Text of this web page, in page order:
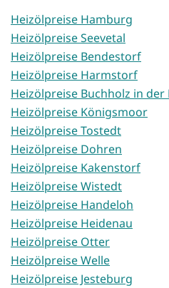
Heizölpreise Hamburg
Heizölpreise Seevetal
Heizölpreise Bendestorf
Heizölpreise Harmstorf
Heizölpreise Buchholz in
Heizölpreise Königsmoor
Heizölpreise Tostedt
Heizölpreise Dohren
Heizölpreise Kakenstorf
Heizölpreise Wistedt
Heizölpreise Handeloh
Heizölpreise Heidenau
Heizölpreise Otter
Heizölpreise Welle
Heizölpreise Jesteburg